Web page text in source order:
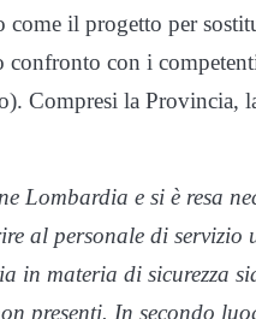
il progetto per
confronto con i
Compresi la Provincia,
Lombardia e si è resa
al personale di servizio
in materia di sicurezza
presenti. In secondo